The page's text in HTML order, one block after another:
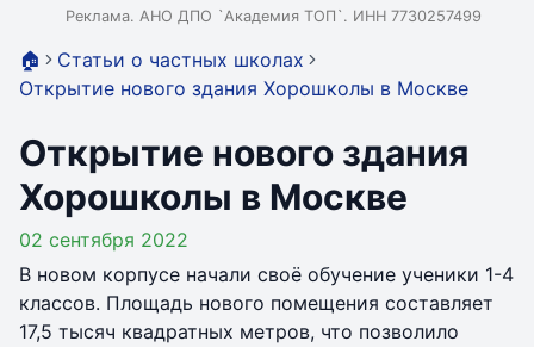
Реклама. АНО ДПО `Академия ТОП`. ИНН 7730257499
🏠
Статьи о частных школах
Открытие нового здания Хорошколы в Москве
Открытие нового здания
Хорошколы в Москве
02 сентября 2022
В новом корпусе начали своё обучение ученики 1-4
классов. Площадь нового помещения составляет
17,5 тысяч квадратных метров, что позволило